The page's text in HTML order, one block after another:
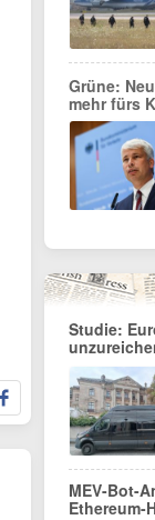
Grüne:
mehr fürs
Studie:
MEV-Bot-
Ethereum-